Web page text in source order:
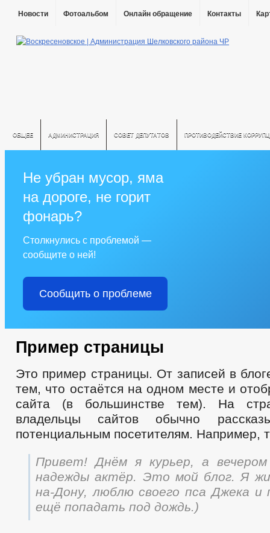
Новости Фотоальбом Онлайн обращение Контакты
ОБЩЕЕ АДМИНИСТРАЦИЯ СОВЕТ ДЕПУТАТОВ ПРОТИВОДЕЙСТВИЕ
Не убран мусор, яма
на дороге, не горит
фонарь?
Столкнулись с проблемой —
сообщите о ней!
Сообщить о проблеме
Пример страницы
Это пример страницы. От записей в
тем, что остаётся на одном месте и
сайта (в большинстве тем). На
владельцы сайтов обычно
потенциальным посетителям. Например,
Привет! Днём я курьер, а
надежды актёр. Это мой блог. Я
на-Дону, люблю своего пса Джека и
ещё попадать под дождь.)